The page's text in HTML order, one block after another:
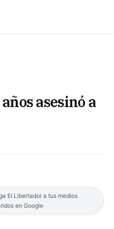
asesinó a
El Libertador a tus medios
en Google